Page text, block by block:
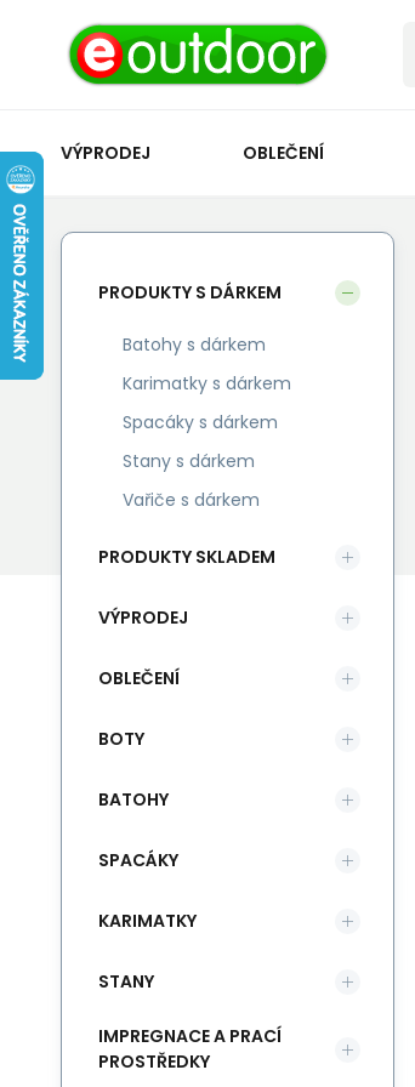
VÝPRODEJ OBLEČENÍ
PRODUKTY S DÁRKEM
Batohy s dárkem
Karimatky s dárkem
Spacáky s dárkem
Stany s dárkem
Vařiče s dárkem
PRODUKTY SKLADEM
VÝPRODEJ
OBLEČENÍ
BOTY
BATOHY
SPACÁKY
KARIMATKY
STANY
IMPREGNACE A PRACÍ
PROSTŘEDKY